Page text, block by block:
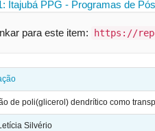
Itajubá PPG - Programas de
para este item: https://
de poli(glicerol) dendrítico como
Silvério